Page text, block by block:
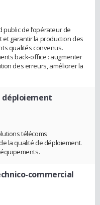
de l’opérateur de
et garantir la production des
qualités convenus.
back-office : augmenter
des erreurs, améliorer la
déploiement
télécoms
la qualité de déploiement.
commercial